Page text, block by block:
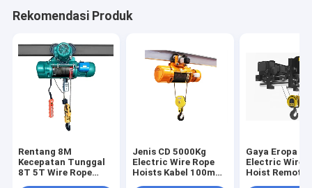
Rekomendasi Produk
Rentang 8M
Kecepatan Tunggal
8T 5T Wire Rope
Jenis CD 5000Kg
Electric Wire Rope
Hoists Kabel 100m
Gaya Eropa
Electric Wire
Hoist Remote